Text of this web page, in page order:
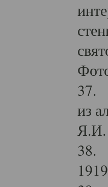
37.
из
Я.И.
38.